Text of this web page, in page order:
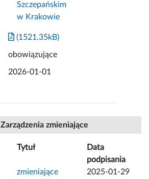
Szczepańskim
w Krakowie
(1521.35kB)
obowiązujące
2026-01-01
Zarządzenia zmieniające
Tytuł
Data
podpisania
zmieniające
2025-01-29